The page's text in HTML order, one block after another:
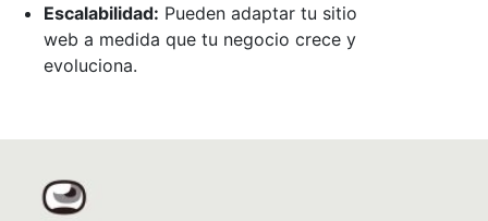
Escalabilidad: Pueden adaptar tu sitio
web a medida que tu negocio crece y
evoluciona.